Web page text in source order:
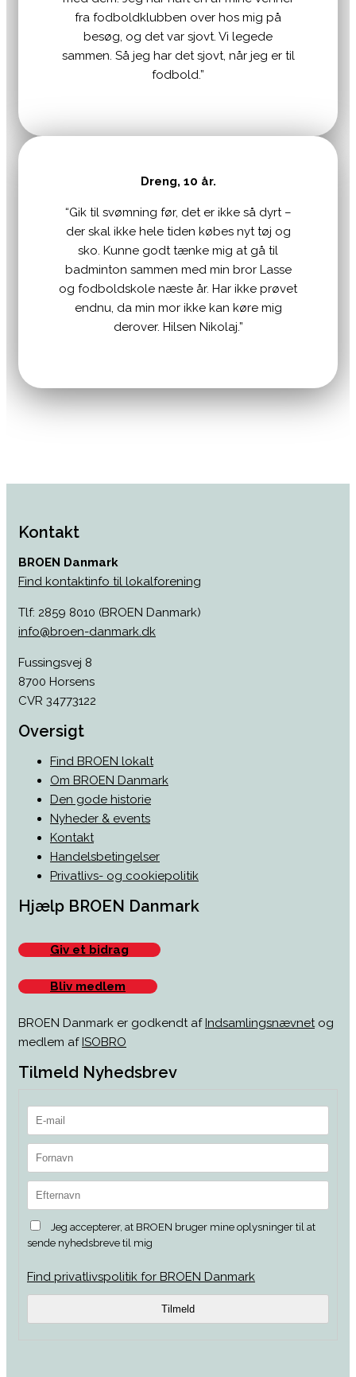
fra fodboldklubben over hos mig på
besøg, og det var sjovt. Vi legede
sammen. Så jeg har det sjovt, når jeg er til
fodbold.”
Dreng, 10 år.
“Gik til svømning før, det er ikke så dyrt –
der skal ikke hele tiden købes nyt tøj og
sko. Kunne godt tænke mig at gå til
badminton sammen med min bror Lasse
og fodboldskole næste år. Har ikke prøvet
endnu, da min mor ikke kan køre mig
derover. Hilsen Nikolaj.”
Kontakt
BROEN Danmark
Find kontaktinfo til lokalforening
Tlf: 2859 8010 (BROEN Danmark)
info@broen-danmark.dk
Fussingsvej 8
8700 Horsens
CVR 34773122
Oversigt
Find BROEN lokalt
Om BROEN Danmark
Den gode historie
Nyheder & events
Kontakt
Handelsbetingelser
Privatlivs- og cookiepolitik
Hjælp BROEN Danmark
Giv et bidrag
Bliv medlem
BROEN Danmark er godkendt afIndsamlingsnævnetog
medlem afISOBRO
Tilmeld Nyhedsbrev
Jeg accepterer, at BROEN bruger mine oplysninger til at
sende nyhedsbreve til mig
Find privatlivspolitik for BROEN Danmark